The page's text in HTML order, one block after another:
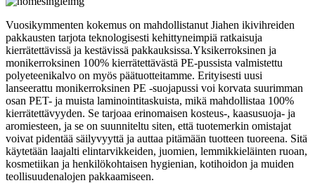
Vuosikymmenten kokemus on mahdollistanut Jiahen ikivihreiden
pakkausten tarjota teknologisesti kehittyneimpiä ratkaisuja
kierrätettävissä ja kestävissä pakkauksissa.Yksikerroksinen ja
monikerroksinen 100% kierrätettävästä PE-pussista valmistettu
polyeteenikalvo on myös päätuotteitamme. Erityisesti uusi
lanseerattu monikerroksinen PE -suojapussi voi korvata suurimman
osan PET- ja muista laminointitaskuista, mikä mahdollistaa 100%
kierrätettävyyden. Se tarjoaa erinomaisen kosteus-, kaasusuoja- ja
aromiesteen, ja se on suunniteltu siten, että tuotemerkin omistajat
voivat pidentää säilyvyyttä ja auttaa pitämään tuotteen tuoreena. Sitä
käytetään laajalti elintarvikkeiden, juomien, lemmikkieläinten ruoan,
kosmetiikan ja henkilökohtaisen hygienian, kotihoidon ja muiden
teollisuudenalojen pakkaamiseen.